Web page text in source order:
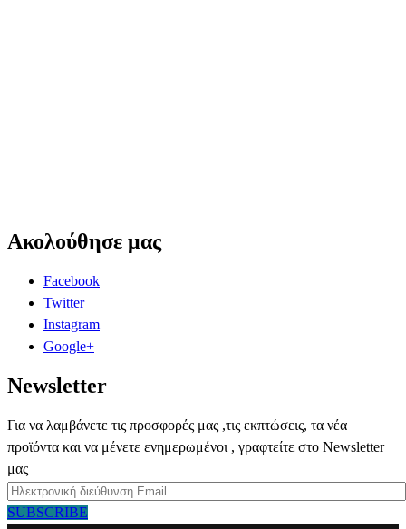
Ακολούθησε μας
Facebook
Twitter
Instagram
Google+
Newsletter
Για να λαμβάνετε τις προσφορές μας ,τις εκπτώσεις, τα νέα
προϊόντα και να μένετε ενημερωμένοι , γραφτείτε στο Newsletter
μας
SUBSCRIBE